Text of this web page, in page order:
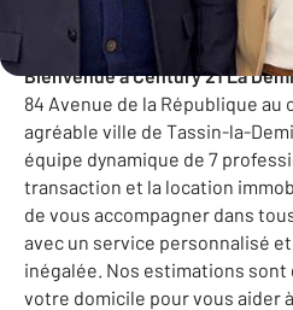
Bienvenue à Century 21 La
84 Avenue de la République
agréable ville de Tassin-la-
équipe dynamique de 7
transaction et la location
de vous accompagner dans
avec un service personnalisé
inégalée. Nos estimations
votre domicile pour vous aider